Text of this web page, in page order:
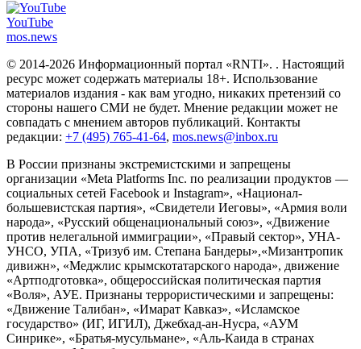
YouTube
mos.news
© 2014-2026 Информационный портал «RNTI». . Настоящий
ресурс может содержать материалы 18+. Использование
материалов издания - как вам угодно, никаких претензий со
стороны нашего СМИ не будет. Мнение редакции может не
совпадать с мнением авторов публикаций. Контакты
редакции: +7 (495) 765-41-64, mos.news@inbox.ru
В России признаны экстремистскими и запрещены
организации «Meta Platforms Inc. по реализации продуктов —
социальных сетей Facebook и Instagram», «Национал-
большевистская партия», «Свидетели Иеговы», «Армия воли
народа», «Русский общенациональный союз», «Движение
против нелегальной иммиграции», «Правый сектор», УНА-
УНСО, УПА, «Тризуб им. Степана Бандеры»,«Мизантропик
дивижн», «Меджлис крымскотатарского народа», движение
«Артподготовка», общероссийская политическая партия
«Воля», АУЕ. Признаны террористическими и запрещены:
«Движение Талибан», «Имарат Кавказ», «Исламское
государство» (ИГ, ИГИЛ), Джебхад-ан-Нусра, «АУМ
Синрике», «Братья-мусульмане», «Аль-Каида в странах